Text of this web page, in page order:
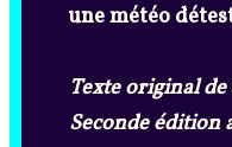
une météo
Texte original de
Seconde édition